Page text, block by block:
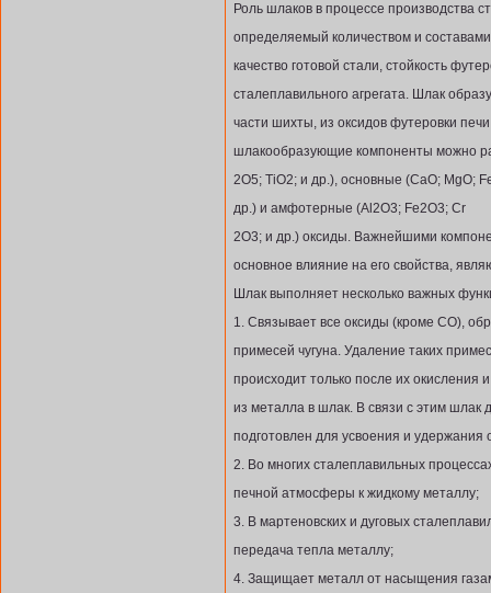
Роль шлаков в процессе производства
определяемый количеством и
качество готовой стали, стойкость
сталеплавильного агрегата. Шлак
части шихты, из оксидов футеровки
шлакообразующие компоненты можно
2O5; TiO2; и др.), основные (CaO; MgO;
др.) и амфотерные (Al2O3; Fe2O3; Cr
2O3; и др.) оксиды. Важнейшими
основное влияние на его свойства,
Шлак выполняет несколько важных
1. Связывает все оксиды (кроме СО),
примесей чугуна. Удаление таких
происходит только после их окисления
из металла в шлак. В связи с этим
подготовлен для усвоения и удержания
2. Во многих сталеплавильных
печной атмосферы к жидкому металлу;
3. В мартеновских и дуговых
передача тепла металлу;
4. Защищает металл от насыщения